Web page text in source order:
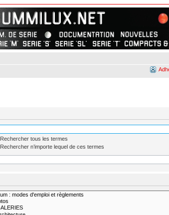
Rechercher tous les termes
Rechercher n’importe lequel de ces termes